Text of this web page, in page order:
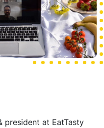
president at EatTasty